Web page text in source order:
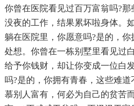
你曾在医院看见过百万富翁吗?那
没夜的工作，结果累坏啦身体。
躺在医院里，你愿意吗?是的，
处想。你曾在一栋别墅里看见过
给予你钱财，却让你变成一位白
吗?是的，你拥有青春，这些难
慕别人富有，何必为自己的贫苦